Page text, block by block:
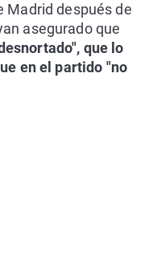
Madrid después de
asegurado que
que lo
en el partido "no